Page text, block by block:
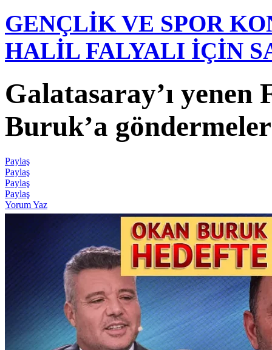
GENÇLİK VE SPOR
HALİL FALYALI İÇİN
Galatasaray’ı yenen
Buruk’a
Paylaş
Paylaş
Paylaş
Paylaş
Yorum Yaz